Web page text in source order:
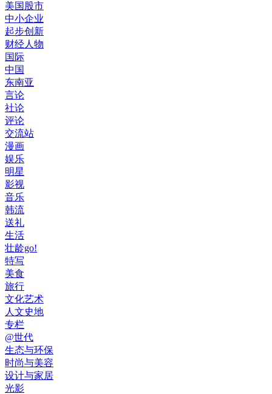
美国股市
中小企业
起步创新
财经人物
国际
中国
东南亚
言论
社论
评论
交流站
漫画
娱乐
明星
影视
音乐
韩流
送礼
生活
壮龄go!
特写
美食
旅行
文化艺术
人文史地
专栏
@世代
生态与环保
时尚与美容
设计与家居
光影